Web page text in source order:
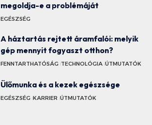
megoldja-e a problémáját
EGÉSZSÉG
A háztartás rejtett áramfalói: melyik
gép mennyit fogyaszt otthon?
FENNTARTHATÓSÁG TECHNOLÓGIA ÚTMUTATÓK
Ülőmunka és a kezek egészsége
EGÉSZSÉG KARRIER ÚTMUTATÓK